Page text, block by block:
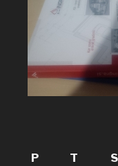
P
T S